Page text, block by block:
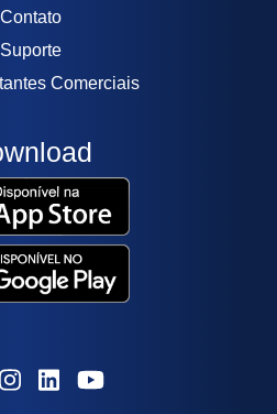
Contato
Suporte
Comerciais